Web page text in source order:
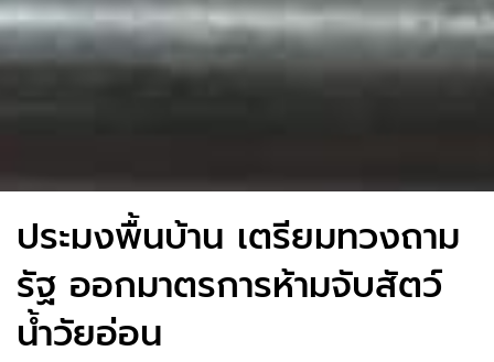
ประมงพื้นบ้าน เตรียมทวงถาม
รัฐ ออกมาตรการห้ามจับสัตว์
น้ำวัยอ่อน